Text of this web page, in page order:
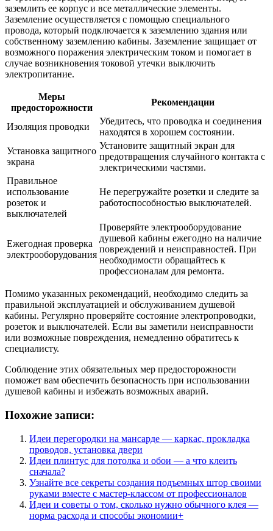
заземлить ее корпус и все металлические элементы.
Заземление осуществляется с помощью специального
провода, который подключается к заземлению здания или
собственному заземлению кабины. Заземление защищает от
возможного поражения электрическим током и помогает в
случае возникновения токовой утечки выключить
электропитание.
Меры
предосторожности
Рекомендации
Изоляция проводки
Убедитесь, что проводка и соединения
находятся в хорошем состоянии.
Установка защитного
экрана
Установите защитный экран для
предотвращения случайного контакта с
электрическими частями.
Правильное
использование
розеток и
выключателей
Не перегружайте розетки и следите за
работоспособностью выключателей.
Ежегодная проверка
электрооборудования
Проверяйте электрооборудование
душевой кабины ежегодно на наличие
повреждений и неисправностей. При
необходимости обращайтесь к
профессионалам для ремонта.
Помимо указанных рекомендаций, необходимо следить за
правильной эксплуатацией и обслуживанием душевой
кабины. Регулярно проверяйте состояние электропроводки,
розеток и выключателей. Если вы заметили неисправности
или возможные повреждения, немедленно обратитесь к
специалисту.
Соблюдение этих обязательных мер предосторожности
поможет вам обеспечить безопасность при использовании
душевой кабины и избежать возможных аварий.
Похожие записи:
Идеи перегородки на мансарде — каркас, прокладка
проводов, установка двери
Идеи плинтус для потолка и обои — а что клеить
сначала?
Узнайте все секреты создания подъемных штор своими
руками вместе с мастер-классом от профессионалов
Идеи и советы о том, сколько нужно обычного клея —
норма расхода и способы экономии+